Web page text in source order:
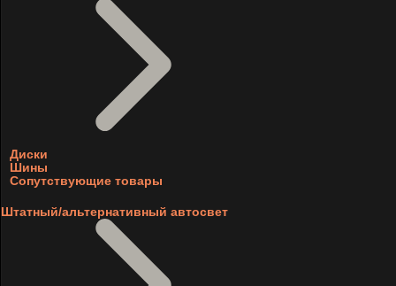
Диски
Шины
Сопутствующие товары
Штатный/альтернативный автосвет